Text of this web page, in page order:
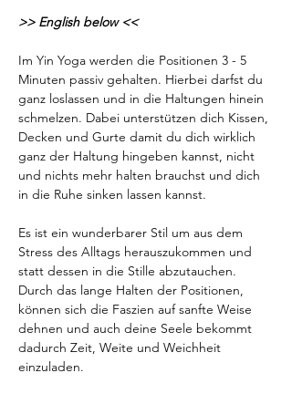
>> English below <<
Im Yin Yoga werden die Positionen 3 - 5
Minuten passiv gehalten. Hierbei darfst du
ganz loslassen und in die Haltungen hinein
schmelzen. Dabei unterstützen dich Kissen,
Decken und Gurte damit du dich wirklich
ganz der Haltung hingeben kannst, nicht
und nichts mehr halten brauchst und dich
in die Ruhe sinken lassen kannst.
Es ist ein wunderbarer Stil um aus dem
Stress des Alltags herauszukommen und
statt dessen in die Stille abzutauchen.
Durch das lange Halten der Positionen,
können sich die Faszien auf sanfte Weise
dehnen und auch deine Seele bekommt
dadurch Zeit, Weite und Weichheit
einzuladen.